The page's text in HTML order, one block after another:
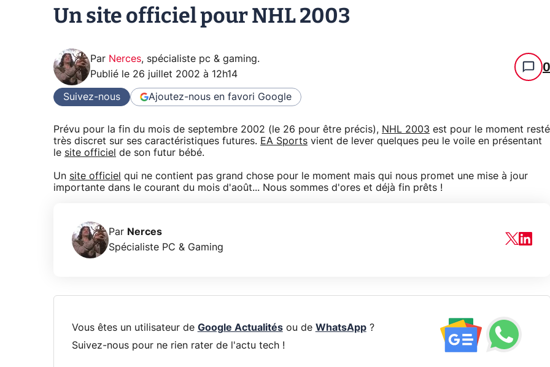
Un site officiel pour NHL 2003
Par Nerces, spécialiste pc & gaming.
Publié le 26 juillet 2002 à 12h14 0
Suivez-nous Ajoutez-nous en favori Google
Prévu pour la fin du mois de septembre 2002 (le 26 pour être précis), NHL 2003 est pour le moment resté
très discret sur ses caractéristiques futures. EA Sports vient de lever quelques peu le voile en présentant
le site officiel de son futur bébé.
Un site officiel qui ne contient pas grand chose pour le moment mais qui nous promet une mise à jour
importante dans le courant du mois d'août... Nous sommes d'ores et déjà fin prêts !
Par Nerces
Spécialiste PC & Gaming
Vous êtes un utilisateur de Google Actualitésou de WhatsApp?
Suivez-nous pour ne rien rater de l'actu tech !